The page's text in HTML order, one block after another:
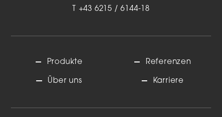
+43 6215 / 6144-18
Produkte
Über uns
Referenzen
Karriere